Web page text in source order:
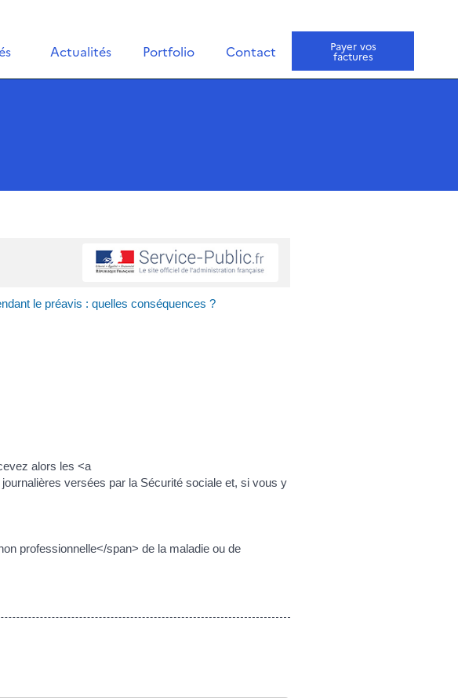
Actualités Portfolio Contact Payer vos
factures
le préavis : quelles conséquences ?
alors les <a
versées par la Sécurité sociale et, si vous y
professionnelle</span> de la maladie ou de